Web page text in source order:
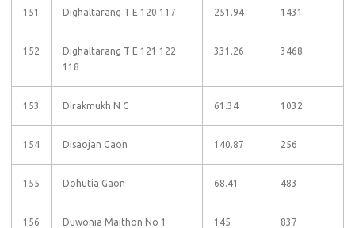
151 Dighaltarang T E 120 117 251.94 1431
152
Dighaltarang T E 121 122
118
331.26 3468
153 Dirakmukh N C 61.34 1032
154 Disaojan Gaon 140.87 256
155 Dohutia Gaon 68.41 483
156 Duwonia Maithon No 1 145 837